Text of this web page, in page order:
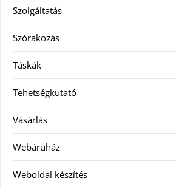
Szolgáltatás
Szórakozás
Táskák
Tehetségkutató
Vásárlás
Webáruház
Weboldal készítés